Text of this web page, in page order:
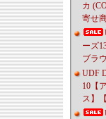
カ
寄せ
ーズ
ブラ
UDF
10【
ス】